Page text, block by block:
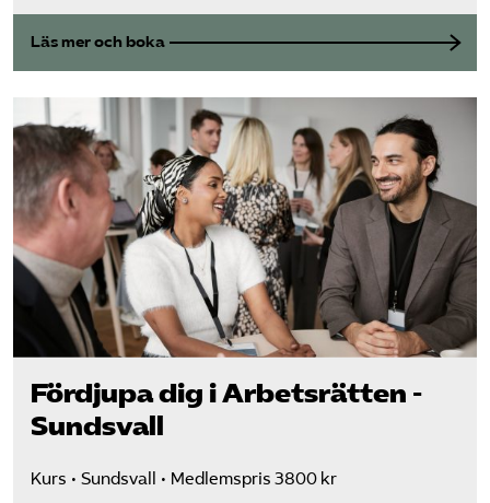
Läs mer och boka
Fördjupa dig i Arbetsrätten -
Sundsvall
Kurs Sundsvall
Medlemspris 3800 kr